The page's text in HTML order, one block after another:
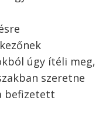
úgy ítéli meg,
szeretne
befizetett